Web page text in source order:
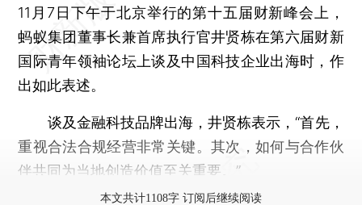
11月7日下午于北京举行的第十五届财新峰会上，
蚂蚁集团董事长兼首席执行官井贤栋在第六届财新
国际青年领袖论坛上谈及中国科技企业出海时，作
出如此表述。
谈及金融科技品牌出海，井贤栋表示，“首先，
重视合法合规经营非常关键。其次，如何与合作伙
伴共同为当地创造价值至关重要。”
本文共计1108字 订阅后继续阅读